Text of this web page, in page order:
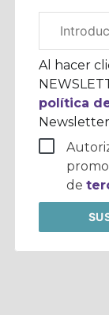
electrónico
corporativo
Al hacer
política
Newsletter
de